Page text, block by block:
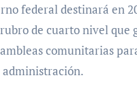
federal destinará en
de cuarto nivel
comunitarias